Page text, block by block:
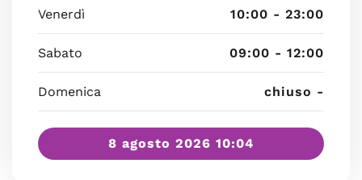
Venerdì 10:00 - 23:00
Sabato 09:00 - 12:00
Domenica chiuso -
8 agosto 2026 10:04